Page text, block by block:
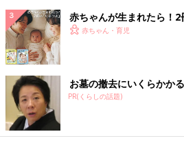
赤ちゃんが生まれたら！2
赤ちゃん・育児
お墓の撤去にいくらかか
PR(くらしの話題)